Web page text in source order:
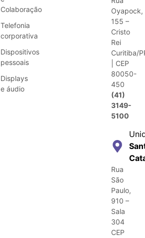
Colaboração
Telefonia
corporativa
Dispositivos
pessoais
Displays
e áudio
Oyapock,
155 –
Cristo
Rei
Curitiba/
| CEP
80050-
450
(41)
3149-
5100
Rua
São
Paulo,
910 –
Sala
304
CEP